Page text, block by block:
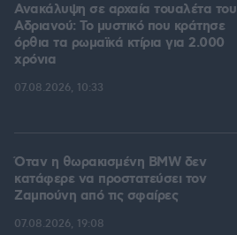
Ανακάλυψη σε αρχαία τουαλέτα του
Αδριανού: Το μυστικό που κράτησε
όρθια τα ρωμαϊκά κτίρια για 2.000
χρόνια
07.08.2026, 10:33
Όταν η θωρακισμένη BMW δεν
κατάφερε να προστατεύσει τον
Ζαμπούνη από τις σφαίρες
07.08.2026, 19:08